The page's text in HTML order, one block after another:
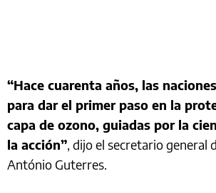
“Hace cuarenta años, las
para dar el primer paso en la
capa de ozono, guiadas por la
la acción”, dijo el secretario general
António Guterres.